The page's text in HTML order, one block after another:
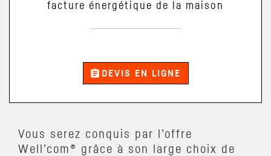
facture énergétique de la maison
assignment DEVIS EN LIGNE
Vous serez conquis par l’offre
Well’com® grâce à son large choix de